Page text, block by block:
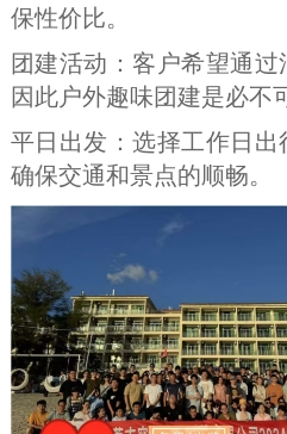
保性价比。
团建活动：客户希望通过
因此户外趣味团建是必不
平日出发：选择工作日出
确保交通和景点的顺畅。